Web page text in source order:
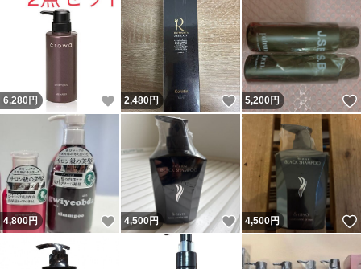
6,280 円 いいね！
2,480円 いいね！
5,200円
4,800円 いいね！
4,500円 いいね！
4,500円